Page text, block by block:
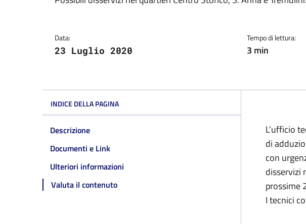
Data:
23 Luglio 2020
Tempo di lettura:
3 min
INDICE DELLA PAGINA
Descrizione
Documenti e Link
Ulteriori informazioni
Valuta il contenuto
L’ufficio
di
con
disservizi
prossime
I tecnici